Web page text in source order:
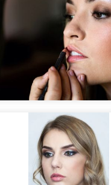
Las mil y una noches
Maquillaje de novia